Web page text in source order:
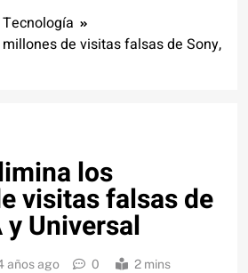
Tecnología
de visitas falsas de Sony,
los
visitas falsas de
y Universal
años ago 0 2 mins